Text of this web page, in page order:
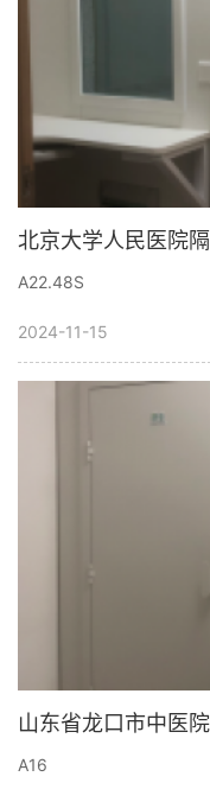
北京大学人民医院
A22.48S
2024-11-15
山东省龙口市中医
A16